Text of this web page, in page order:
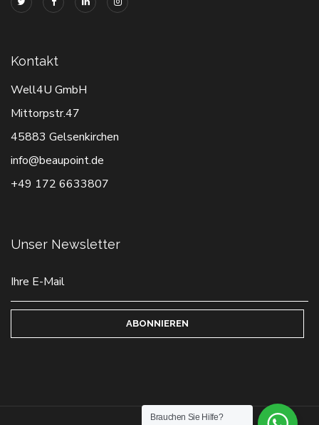
Kontakt
Well4U GmbH
Mittorpstr.47
45883 Gelsenkirchen
info@beaupoint.de
+49 172 6633807
Unser Newsletter
ABONNIEREN
Brauchen Sie Hilfe?